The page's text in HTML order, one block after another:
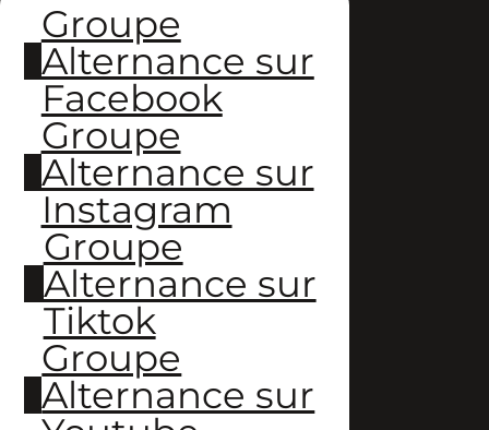
Groupe
Alternance sur
Facebook
Groupe
Alternance sur
Instagram
Groupe
Alternance sur
Tiktok
Groupe
Alternance sur